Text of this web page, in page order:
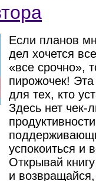
Если планов
дел хочется
«все срочно»,
пирожочек!
для тех, кто
Здесь нет чек-
успокоиться и
Открывай
и